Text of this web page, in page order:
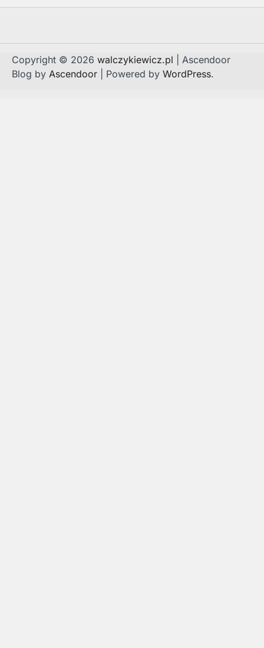
Copyright © 2026 walczykiewicz.pl | Ascendoor
Blog by Ascendoor | Powered by WordPress.